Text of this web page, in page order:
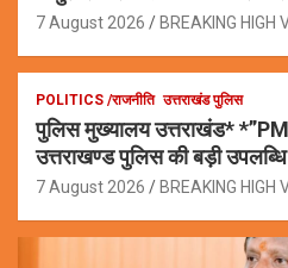
7 August 2026 BREAKING HIGH
POLITICS /राजनीति उत्तराखंड पुलिस
पुलिस मुख्यालय उत्तराखंड*
उत्तराखण्ड पुलिस की बड़ी उपलब्धि
7 August 2026 BREAKING HIGH